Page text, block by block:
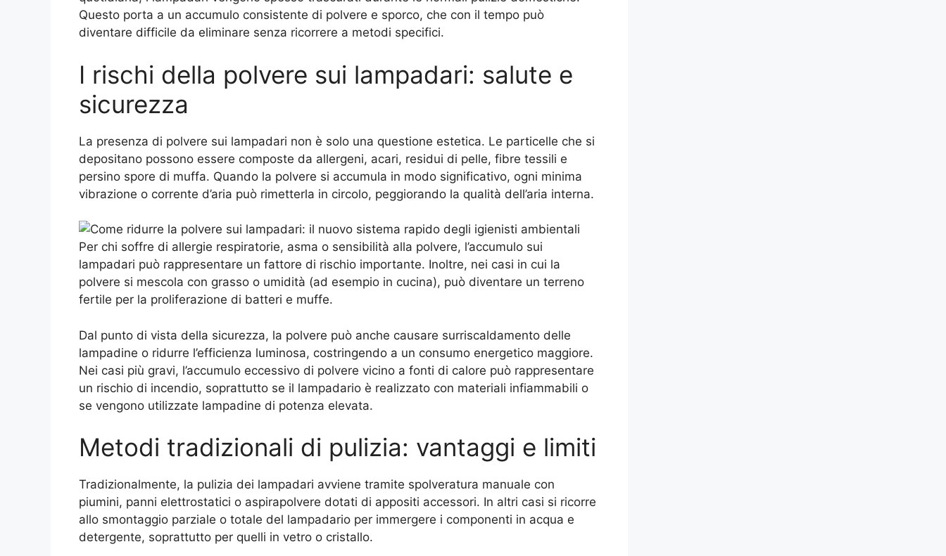
Questo porta a un accumulo consistente di polvere e sporco, che con il tempo può
diventare difficile da eliminare senza ricorrere a metodi specifici.
I rischi della polvere sui lampadari: salute e
sicurezza
La presenza di polvere sui lampadari non è solo una questione estetica. Le particelle che si
depositano possono essere composte da allergeni, acari, residui di pelle, fibre tessili e
persino spore di muffa. Quando la polvere si accumula in modo significativo, ogni minima
vibrazione o corrente d’aria può rimetterla in circolo, peggiorando la qualità dell’aria interna.
Per chi soffre di allergie respiratorie, asma o sensibilità alla polvere, l’accumulo sui
lampadari può rappresentare un fattore di rischio importante. Inoltre, nei casi in cui la
polvere si mescola con grasso o umidità (ad esempio in cucina), può diventare un terreno
fertile per la proliferazione di batteri e muffe.
Dal punto di vista della sicurezza, la polvere può anche causare surriscaldamento delle
lampadine o ridurre l’efficienza luminosa, costringendo a un consumo energetico maggiore.
Nei casi più gravi, l’accumulo eccessivo di polvere vicino a fonti di calore può rappresentare
un rischio di incendio, soprattutto se il lampadario è realizzato con materiali infiammabili o
se vengono utilizzate lampadine di potenza elevata.
Metodi tradizionali di pulizia: vantaggi e limiti
Tradizionalmente, la pulizia dei lampadari avviene tramite spolveratura manuale con
piumini, panni elettrostatici o aspirapolvere dotati di appositi accessori. In altri casi si ricorre
allo smontaggio parziale o totale del lampadario per immergere i componenti in acqua e
detergente, soprattutto per quelli in vetro o cristallo.